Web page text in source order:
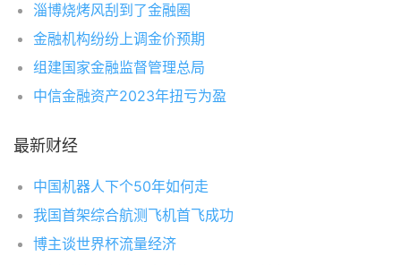
淄博烧烤风刮到了金融圈
金融机构纷纷上调金价预期
组建国家金融监督管理总局
中信金融资产2023年扭亏为盈
最新财经
中国机器人下个50年如何走
我国首架综合航测飞机首飞成功
博主谈世界杯流量经济